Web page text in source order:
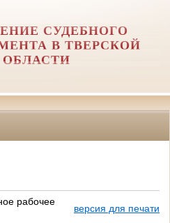
СУДЕБНОГО
В ТВЕРСКОЙ
ОБЛАСТИ
рабочее
версия для печати